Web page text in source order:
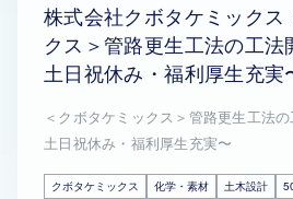
株式会社クボタケミックス
クス＞管路更生工法の工
土日祝休み・福利厚生充実
＜クボタケミックス＞管路更生工法
土日祝休み・福利厚生充実〜
クボタケミックス 化学・素材 土木設計